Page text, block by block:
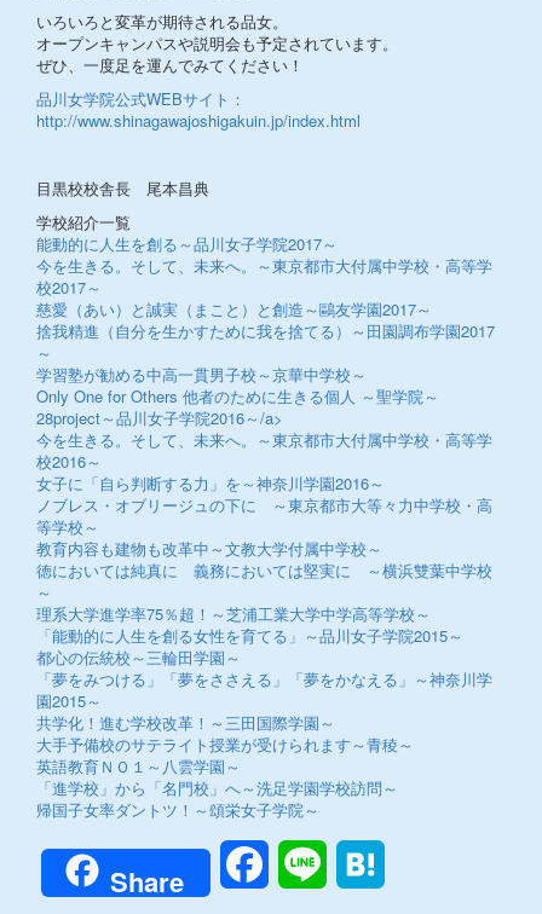
いろいろと変革が期待される品女。
オープンキャンパスや説明会も予定されています。
ぜひ、一度足を運んでみてください！
品川女学院公式WEBサイト：
http://www.shinagawajoshigakuin.jp/index.html
目黒校校舎長 尾本昌典
学校紹介一覧
能動的に人生を創る～品川女子学院2017～
今を生きる。そして、未来へ。～東京都市大付属中学校・高等学
校2017～
慈愛（あい）と誠実（まこと）と創造～鷗友学園2017～
捨我精進（自分を生かすために我を捨てる）～田園調布学園2017
～
学習塾が勧める中高一貫男子校～京華中学校～
Only One for Others 他者のために生きる個人 ～聖学院～
28project～品川女子学院2016～/a>
今を生きる。そして、未来へ。～東京都市大付属中学校・高等学
校2016～
女子に「自ら判断する力」を～神奈川学園2016～
ノブレス・オブリージュの下に ～東京都市大等々力中学校・高
等学校～
教育内容も建物も改革中～文教大学付属中学校～
徳においては純真に 義務においては堅実に ～横浜雙葉中学校
～
理系大学進学率75％超！～芝浦工業大学中学高等学校～
「能動的に人生を創る女性を育てる」～品川女子学院2015～
都心の伝統校～三輪田学園～
「夢をみつける」「夢をささえる」「夢をかなえる」～神奈川学
園2015～
共学化！進む学校改革！～三田国際学園～
大手予備校のサテライト授業が受けられます～青稜～
英語教育ＮＯ１～八雲学園～
「進学校」から「名門校」へ～洗足学園学校訪問～
帰国子女率ダントツ！～頌栄女子学院～
Share FacebookLine